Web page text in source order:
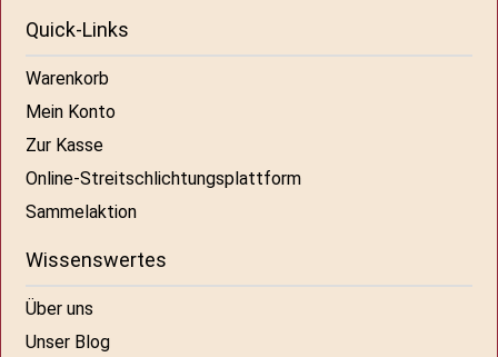
Quick-Links
Warenkorb
Mein Konto
Zur Kasse
Online-Streitschlichtungsplattform
Sammelaktion
Wissenswertes
Über uns
Unser Blog